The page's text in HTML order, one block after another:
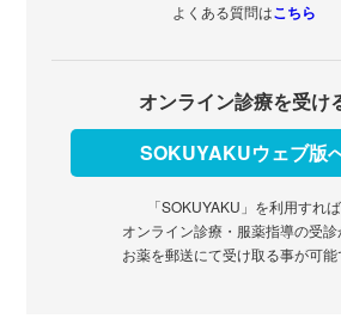
よくある質問はこちら
オンライン診療を受け
SOKUYAKUウェブ版
「SOKUYAKU」を利用すれば
オンライン診療・服薬指導の受診
お薬を郵送にて受け取る事が可能